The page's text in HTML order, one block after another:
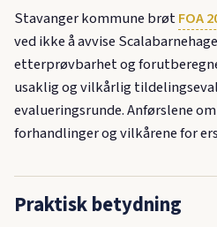
Stavanger kommune brøtFOA
ved ikke å avvise
etterprøvbarhet og
usaklig og vilkårlig
evalueringsrunde. Anførslene
forhandlinger og vilkårene for
Praktisk betydning